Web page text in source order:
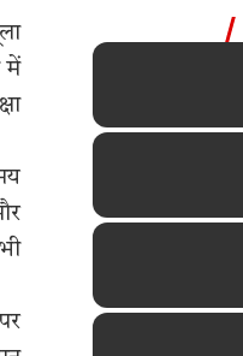
में